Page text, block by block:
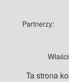
Partnerzy:
Ta strona